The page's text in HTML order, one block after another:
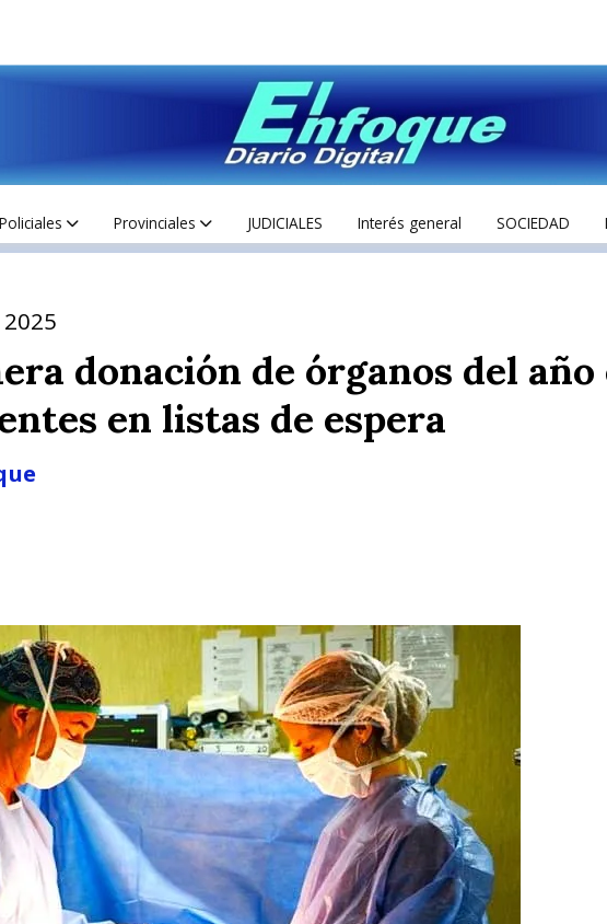
Policiales Provinciales JUDICIALES Interés general SOCIEDAD
donación de órganos del
en listas de espera